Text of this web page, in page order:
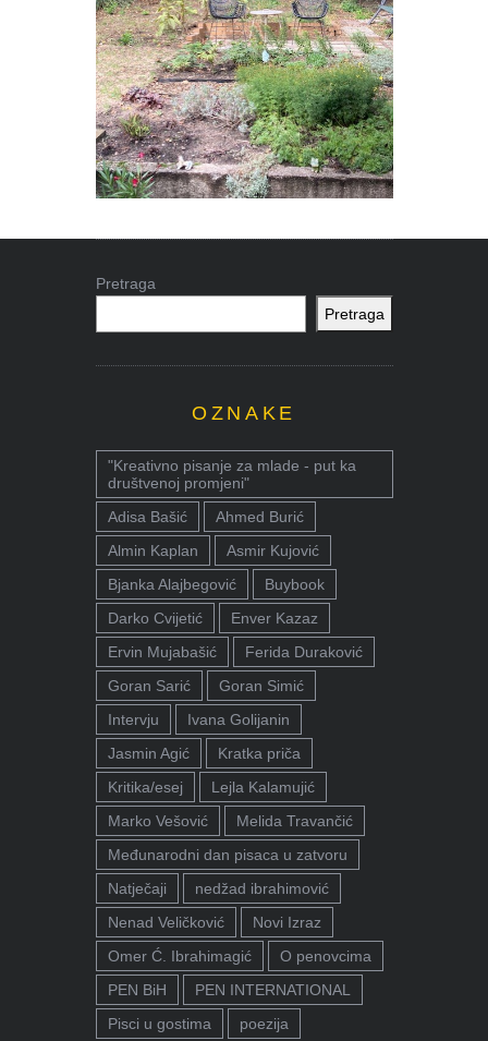
Pretraga
Pretraga
OZNAKE
"Kreativno pisanje za mlade - put ka
društvenoj promjeni"
Adisa Bašić
Ahmed Burić
Almin Kaplan
Asmir Kujović
Bjanka Alajbegović
Buybook
Darko Cvijetić
Enver Kazaz
Ervin Mujabašić
Ferida Duraković
Goran Sarić
Goran Simić
Intervju
Ivana Golijanin
Jasmin Agić
Kratka priča
Kritika/esej
Lejla Kalamujić
Marko Vešović
Melida Travančić
Međunarodni dan pisaca u zatvoru
Natječaji
nedžad ibrahimović
Nenad Veličković
Novi Izraz
Omer Ć. Ibrahimagić
O penovcima
PEN BiH
PEN INTERNATIONAL
Pisci u gostima
poezija